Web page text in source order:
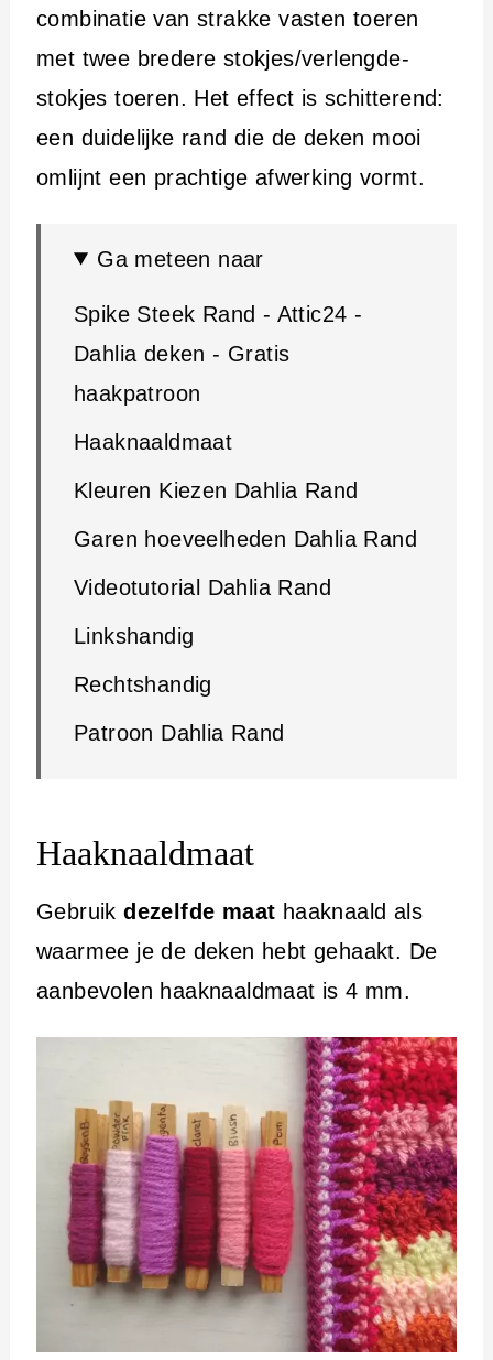
combinatie van strakke vasten toeren
met twee bredere stokjes/verlengde-
stokjes toeren. Het effect is schitterend:
een duidelijke rand die de deken mooi
omlijnt een prachtige afwerking vormt.
Ga meteen naar
Spike Steek Rand - Attic24 -
Dahlia deken - Gratis
haakpatroon
Haaknaaldmaat
Kleuren Kiezen Dahlia Rand
Garen hoeveelheden Dahlia Rand
Videotutorial Dahlia Rand
Linkshandig
Rechtshandig
Patroon Dahlia Rand
Haaknaaldmaat
Gebruikdezelfde maat haaknaald als
waarmee je de deken hebt gehaakt. De
aanbevolen haaknaaldmaat is 4 mm.